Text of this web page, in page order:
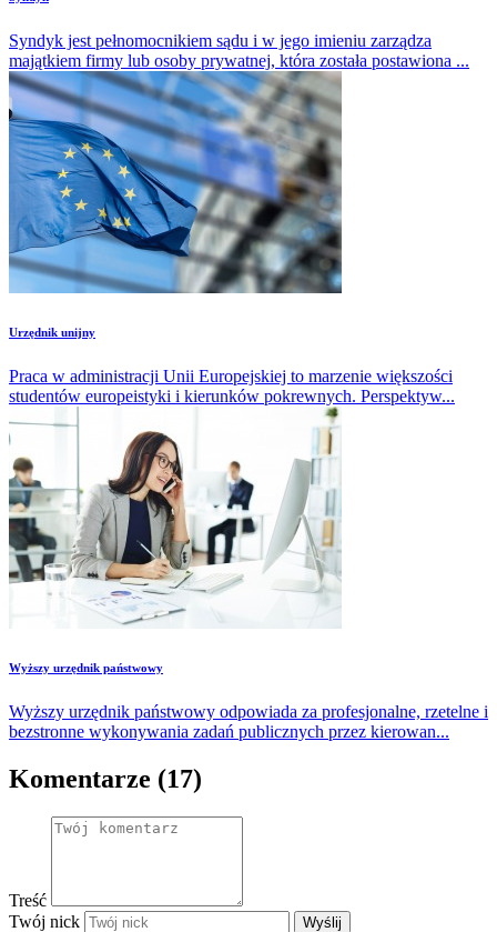
Syndyk jest pełnomocnikiem sądu i w jego imieniu zarządza
majątkiem firmy lub osoby prywatnej, która została postawiona ...
Urzędnik unijny
Praca w administracji Unii Europejskiej to marzenie większości
studentów europeistyki i kierunków pokrewnych. Perspektyw...
Wyższy urzędnik państwowy
Wyższy urzędnik państwowy odpowiada za profesjonalne, rzetelne i
bezstronne wykonywania zadań publicznych przez kierowan...
Komentarze (17)
Treść
Twój nick
Wyślij